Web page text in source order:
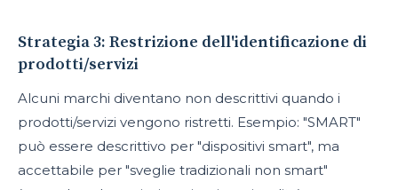
Strategia 3: Restrizione dell'identificazione di
prodotti/servizi
Alcuni marchi diventano non descrittivi quando i
prodotti/servizi vengono ristretti. Esempio: "SMART"
può essere descrittivo per "dispositivi smart", ma
accettabile per "sveglie tradizionali non smart"